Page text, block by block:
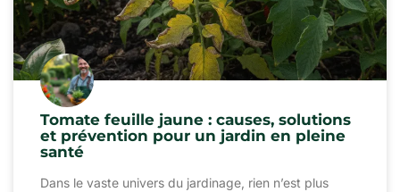
Tomate feuille jaune : causes, solutions
et prévention pour un jardin en pleine
santé
Dans le vaste univers du jardinage, rien n’est plus